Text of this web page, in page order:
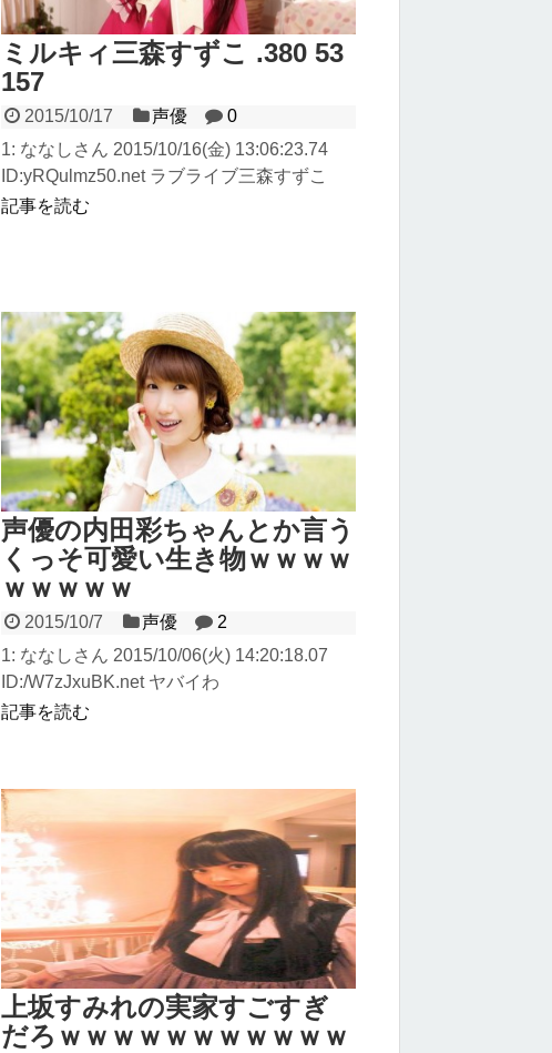
ミルキィ三森すずこ .380 53
157
2015/10/17 声優
0
1: ななしさん 2015/10/16(金) 13:06:23.74
ID:yRQulmz50.net ラブライブ三森すずこ
.280...
記事を読む
声優の内田彩ちゃんとか言う
くっそ可愛い生き物ｗｗｗｗ
ｗｗｗｗｗ
2015/10/7 声優
2
1: ななしさん 2015/10/06(火) 14:20:18.07
ID:/W7zJxuBK.net ヤバイわ
記事を読む
上坂すみれの実家すごすぎ
だろｗｗｗｗｗｗｗｗｗｗｗ